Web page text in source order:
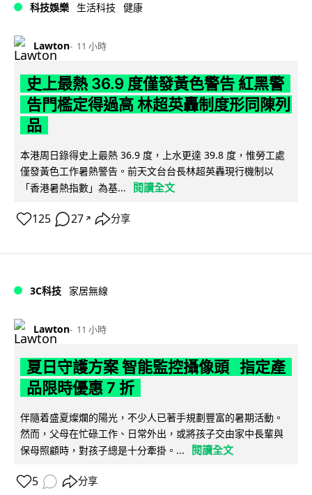
科技娛樂 生活科技 健康
Lawton 11 小時
史上最熱 36.9 度僅發黃色警告 紅黑警
告門檻定得過高 林超英轟制度形同陳列
品
本港周日錄得史上最熱 36.9 度，上水更達 39.8 度，惟勞工處
僅發黃色工作暑熱警告。前天文台台長林超英轟現行機制以
「香港暑熱指數」為基...
閱讀全文
125 27 ↗ 分享
3C科技 家居無線
Lawton 11 小時
夏日守護方案 智能監控攝像頭 指定產
品限時優惠 7 折
伴隨着盛夏燦爛的陽光，不少人已著手規劃豐富的暑期活動。
然而，父母在忙碌工作、日常外出，或將孩子交由家中長輩與
保母照顧時，對孩子總是十分牽掛。...
閱讀全文
5 分享